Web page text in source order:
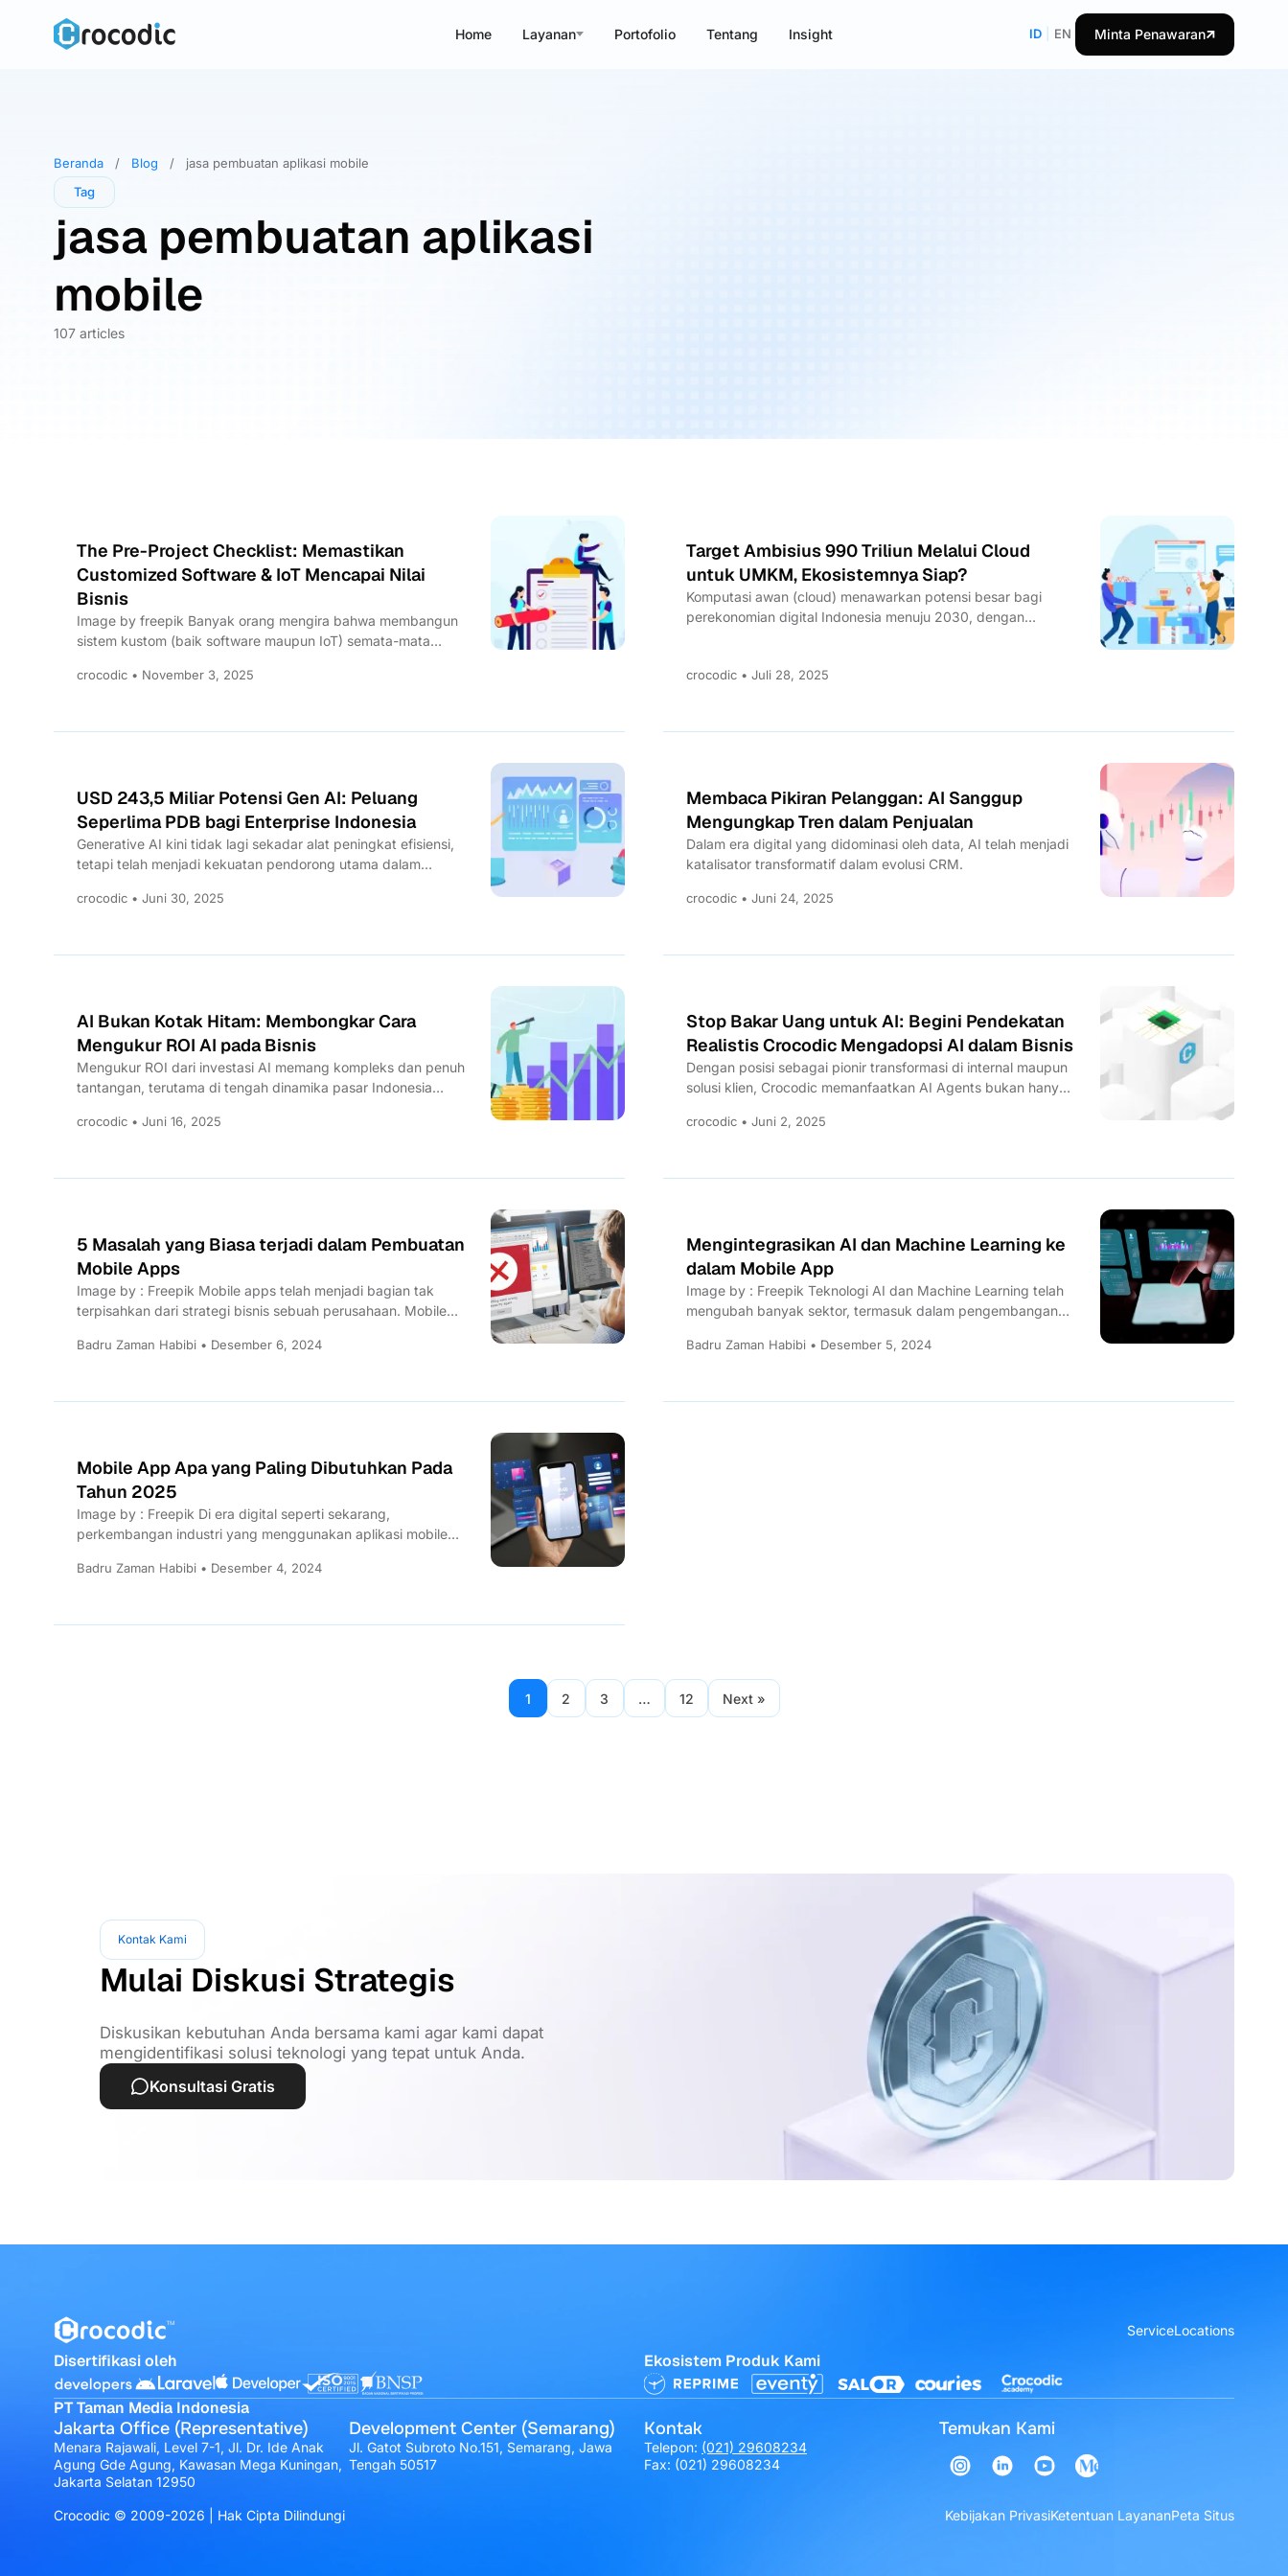
Home Layanan Portofolio Tentang Insight ID EN Minta Penawaran
Beranda / Blog /
jasa pembuatan aplikasi mobile
Tag
jasa pembuatan aplikasi
mobile
107 articles
The Pre-Project Checklist: Memastikan
Customized Software & IoT Mencapai Nilai
Bisnis
Image by freepik Banyak orang mengira bahwa membangun
sistem kustom (baik software maupun IoT) semata-mata
crocodic • November 3, 2025
Target Ambisius 990 Triliun Melalui Cloud
untuk UMKM, Ekosistemnya Siap?
Komputasi awan (cloud) menawarkan potensi besar bagi
perekonomian digital Indonesia menuju 2030, dengan
crocodic • Juli 28, 2025
USD 243,5 Miliar Potensi Gen AI: Peluang
Seperlima PDB bagi Enterprise Indonesia
Generative AI kini tidak lagi sekadar alat peningkat efisiensi,
tetapi telah menjadi kekuatan pendorong utama dalam
crocodic • Juni 30, 2025
Membaca Pikiran Pelanggan: AI Sanggup
Mengungkap Tren dalam Penjualan
Dalam era digital yang didominasi oleh data, AI telah menjadi
katalisator transformatif dalam evolusi CRM.
crocodic • Juni 24, 2025
AI Bukan Kotak Hitam: Membongkar Cara
Mengukur ROI AI pada Bisnis
Mengukur ROI dari investasi AI memang kompleks dan penuh
tantangan, terutama di tengah dinamika pasar Indonesia
crocodic • Juni 16, 2025
Stop Bakar Uang untuk AI: Begini Pendekatan
Realistis Crocodic Mengadopsi AI dalam Bisnis
Dengan posisi sebagai pionir transformasi di internal maupun
solusi klien, Crocodic memanfaatkan AI Agents bukan hanya
crocodic • Juni 2, 2025
5 Masalah yang Biasa terjadi dalam Pembuatan
Mobile Apps
Image by : Freepik Mobile apps telah menjadi bagian tak
terpisahkan dari strategi bisnis sebuah perusahaan. Mobile
Badru Zaman Habibi • Desember 6, 2024
Mengintegrasikan AI dan Machine Learning ke
dalam Mobile App
Image by : Freepik Teknologi AI dan Machine Learning telah
mengubah banyak sektor, termasuk dalam pengembangan
Badru Zaman Habibi • Desember 5, 2024
Mobile App Apa yang Paling Dibutuhkan Pada
Tahun 2025
Image by : Freepik Di era digital seperti sekarang,
perkembangan industri yang menggunakan aplikasi mobile
Badru Zaman Habibi • Desember 4, 2024
1 2 3 … 12 Next »
Kontak Kami
Mulai Diskusi Strategis
Diskusikan kebutuhan Anda bersama kami agar kami dapat
mengidentifikasi solusi teknologi yang tepat untuk Anda.
Konsultasi Gratis
ServiceLocations
Disertifikasi oleh Ekosistem Produk Kami
PT Taman Media Indonesia
Jakarta Office (Representative)
Menara Rajawali, Level 7-1, Jl. Dr. Ide Anak
Agung Gde Agung, Kawasan Mega Kuningan,
Jakarta Selatan 12950
Development Center (Semarang)
Jl. Gatot Subroto No.151, Semarang, Jawa
Tengah 50517
Kontak
Telepon: (021) 29608234
Fax: (021) 29608234
Temukan Kami
Crocodic © 2009-2026 | Hak Cipta Dilindungi Kebijakan PrivasiKetentuan LayananPeta Situs